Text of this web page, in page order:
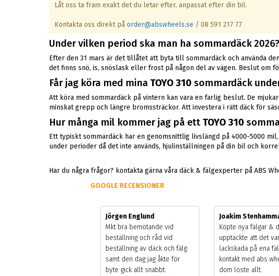
Låt oss ta fram exakt det du letar efter, anpassat efter din bil.
Kontakta oss direkt på order@abswheels.se / 08 591 217 77
Under vilken period ska man ha sommardäck 2026?
Efter den 31 mars är det tillåtet att byta till sommardäck och använda
det finns snö, is, snöslask eller frost på någon del av vägen. Beslut om
Får jag köra med mina TOYO 310sommardäck
Att köra med sommardäck på vintern kan vara en farlig beslut. De
minskat grepp och längre bromssträckor. Att investera i rätt däck för
Hur många mil kommer jag på ett TOYO 310
Ett typiskt sommardäck har en genomsnittlig livslängd på 4000-5000
under perioder då det inte används, hjulinställningen på din bil och
Har du några frågor? kontakta gärna våra däck & fälgexperter på ABS
GOOGLE RECENSIONER
Jörgen Englund
Mkt bra bemötande vid
beställning och råd vid
beställning av däck och fälg
samt den dag jag åkte för
byte gick allt snabbt.
Joakim
Köpte nya fälgar &
upptäckte att det
lackskada på ena
kontakt med abs
dom löste allt.